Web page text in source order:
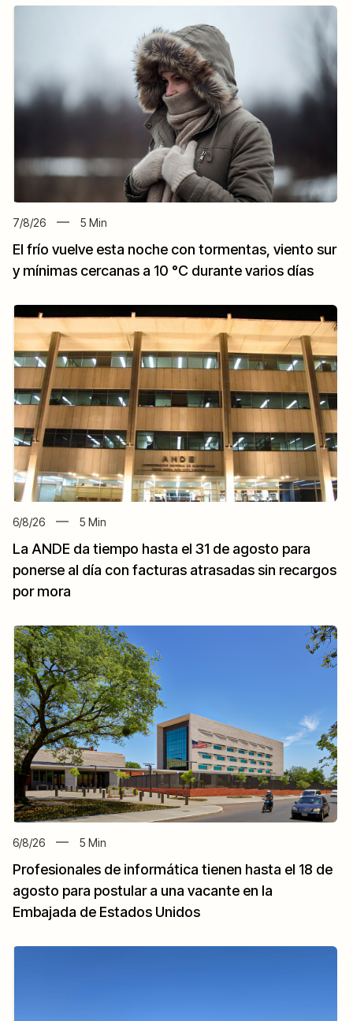
7/8/26 5 Min
El frío vuelve esta noche con tormentas, viento sur
y mínimas cercanas a 10 °C durante varios días
6/8/26 5 Min
La ANDE da tiempo hasta el 31 de agosto para
ponerse al día con facturas atrasadas sin recargos
por mora
6/8/26 5 Min
Profesionales de informática tienen hasta el 18 de
agosto para postular a una vacante en la
Embajada de Estados Unidos